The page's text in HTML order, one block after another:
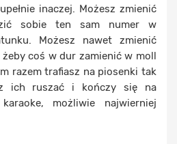
inaczej. Możesz zmienić
sobie ten sam numer w
Możesz nawet zmienić
żeby coś w dur zamienić w moll
razem trafiasz na piosenki tak
ich ruszać i kończy się na
możliwie najwierniej